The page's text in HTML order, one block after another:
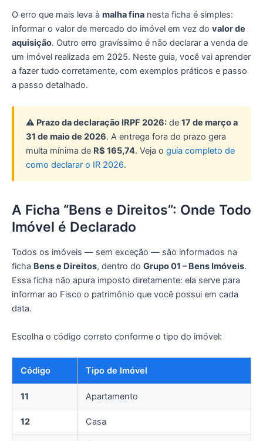
O erro que mais leva à malha fina nesta ficha é simples:
informar o valor de mercado do imóvel em vez do valor de
aquisição. Outro erro gravíssimo é não declarar a venda de
um imóvel realizada em 2025. Neste guia, você vai aprender
a fazer tudo corretamente, com exemplos práticos e passo
a passo detalhado.
⚠️ Prazo da declaração IRPF 2026: de 17 de março a
31 de maio de 2026. A entrega fora do prazo gera
multa mínima de R$ 165,74. Veja o guia completo de
como declarar o IR 2026.
A Ficha “Bens e Direitos”: Onde Todo
Imóvel é Declarado
Todos os imóveis — sem exceção — são informados na
ficha Bens e Direitos, dentro do Grupo 01 – Bens Imóveis.
Essa ficha não apura imposto diretamente: ela serve para
informar ao Fisco o patrimônio que você possui em cada
data.
Escolha o código correto conforme o tipo do imóvel:
Código Tipo de Imóvel
11 Apartamento
12 Casa